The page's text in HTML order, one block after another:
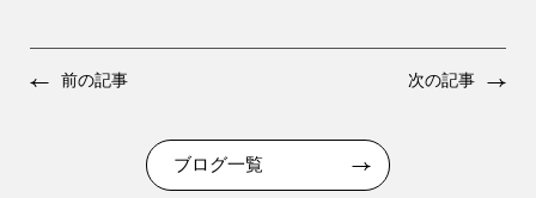
前の記事 次の記事
ブログ一覧